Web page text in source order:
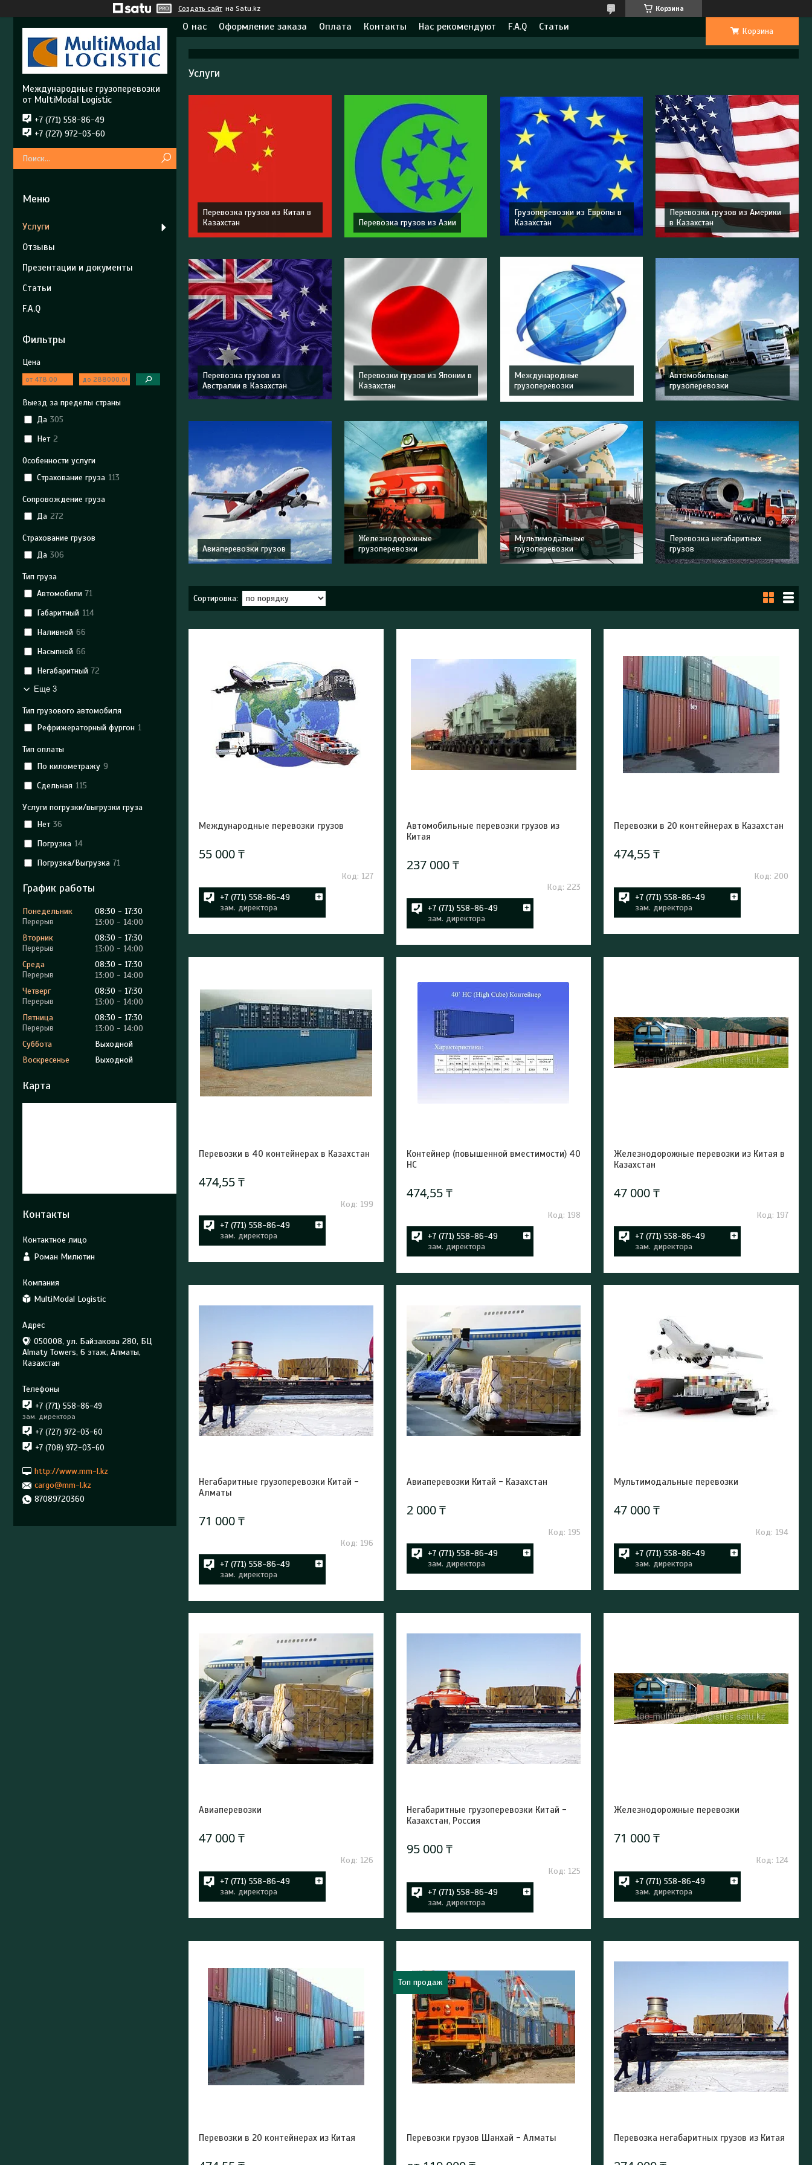
Создать сайт на Satu.kz Корзина
О нас Оформление заказа Оплата Контакты Нас рекомендуют F.A.Q Статьи Корзина
Услуги
Перевозка грузов из Китая в
Казахстан
Перевозка грузов из Азии
Грузоперевозки из Европы в
Казахстан
Перевозки грузов из Америки
в Казахстан
Перевозка грузов из
Австралии в Казахстан
Перевозки грузов из Японии в
Казахстан
Международные
грузоперевозки
Автомобильные
грузоперевозки
Авиаперевозки грузов
Железнодорожные
грузоперевозки
Мультимодальные
грузоперевозки
Перевозка негабаритных
грузов
Международные перевозки грузов
55 000 ₸
127
+7 (771) 558-86-49
зам. директора
Автомобильные перевозки грузов из
Китая
237 000 ₸
223
+7 (771) 558-86-49
зам. директора
Перевозки в 20 контейнерах в Казахстан
474,55 ₸
200
+7 (771) 558-86-49
зам. директора
Перевозки в 40 контейнерах в Казахстан
474,55 ₸
199
+7 (771) 558-86-49
зам. директора
Контейнер (повышенной вместимости) 40
НС
474,55 ₸
198
+7 (771) 558-86-49
зам. директора
Железнодорожные перевозки из Китая в
Казахстан
47 000 ₸
197
+7 (771) 558-86-49
зам. директора
Негабаритные грузоперевозки Китай -
Алматы
71 000 ₸
196
+7 (771) 558-86-49
зам. директора
Авиаперевозки Китай - Казахстан
2 000 ₸
195
+7 (771) 558-86-49
зам. директора
Мультимодальные перевозки
47 000 ₸
194
+7 (771) 558-86-49
зам. директора
Авиаперевозки
47 000 ₸
126
+7 (771) 558-86-49
зам. директора
Негабаритные грузоперевозки Китай -
Казахстан, Россия
95 000 ₸
125
+7 (771) 558-86-49
зам. директора
Железнодорожные перевозки
71 000 ₸
124
+7 (771) 558-86-49
зам. директора
Перевозки в 20 контейнерах из Китая
Топ продаж
Перевозки грузов Шанхай - Алматы Перевозка негабаритных грузов из Китая
Международные грузоперевозки
от MultiModal Logistic
+7 (771) 558-86-49
+7 (727) 972-03-60
Услуги
Отзывы
Презентации и документы
Статьи
F.A.Q
Фильтры
Цена
Выезд за пределы страны
Да 305
Нет 2
Особенности услуги
Страхование груза 113
Сопровождение груза
Да 272
Страхование грузов
Да 306
Тип груза
Автомобили 71
Габаритный 114
Наливной 66
Насыпной 66
Негабаритный 72
Еще 3
Тип грузового автомобиля
Рефрижераторный фургон 1
Тип оплаты
По километражу 9
Сдельная 115
Услуги погрузки/выгрузки груза
Нет 36
Погрузка 14
Погрузка/Выгрузка 71
График работы
Понедельник 08:30
17:30
13:00
14:00
Вторник
08:30
17:30
13:00
14:00
Среда
08:30
17:30
13:00
14:00
Четверг
08:30
17:30
13:00
14:00
Пятница
08:30
17:30
13:00
14:00
Суббота
Выходной
Воскресенье
Выходной
Карта
Контакты
Роман Милютин
MultiModal Logistic
050008, ул. Байзакова 280, БЦ
Almaty Towers, 6 этаж, Алматы,
Казахстан
+7 (771) 558-86-49
зам. директора
+7 (727) 972-03-60
+7 (708) 972-03-60
http://www.mm-l.kz
cargo@mm-l.kz
87089720360